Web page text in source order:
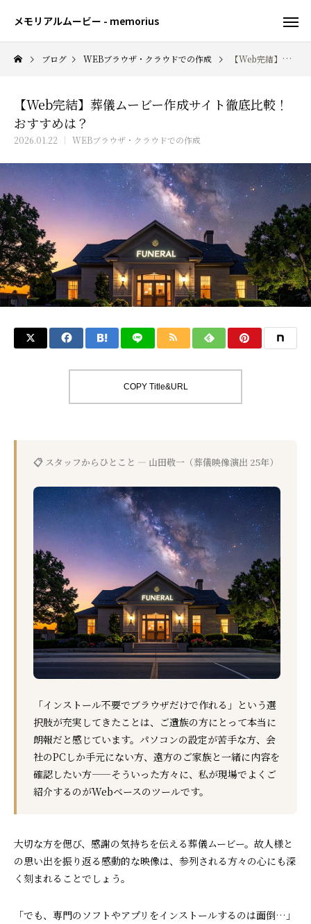
メモリアルムービー - memorius
ブログ WEBブラウザ・クラウドでの作成 【Web完結】葬儀ムービー作成サイト徹底比較！おすすめは？
【Web完結】葬儀ムービー作成サイト徹底比較！
おすすめは？
2026.01.22 WEBブラウザ・クラウドでの作成
COPY Title&URL
📋 スタッフからひとこと — 山田敬一（葬儀映像演出 25年）
「インストール不要でブラウザだけで作れる」という選
択肢が充実してきたことは、ご遺族の方にとって本当に
朗報だと感じています。パソコンの設定が苦手な方、会
社のPCしか手元にない方、遠方のご家族と一緒に内容を
確認したい方——そういった方々に、私が現場でよくご
紹介するのがWebベースのツールです。
大切な方を偲び、感謝の気持ちを伝える葬儀ムービー。故人様と
の思い出を振り返る感動的な映像は、参列される方々の心にも深
く刻まれることでしょう。
「でも、専門のソフトやアプリをインストールするのは面倒…」